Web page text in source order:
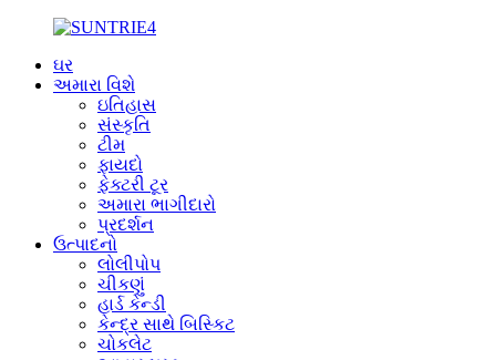
ઘર
અમારા વિશે
ઇતિહાસ
સંસ્કૃતિ
ટીમ
ફાયદો
ફેક્ટરી ટૂર
અમારા ભાગીદારો
પ્રદર્શન
ઉત્પાદનો
લોલીપોપ
ચીકણું
હાર્ડ કેન્ડી
કેન્દ્ર સાથે બિસ્કિટ
ચોકલેટ